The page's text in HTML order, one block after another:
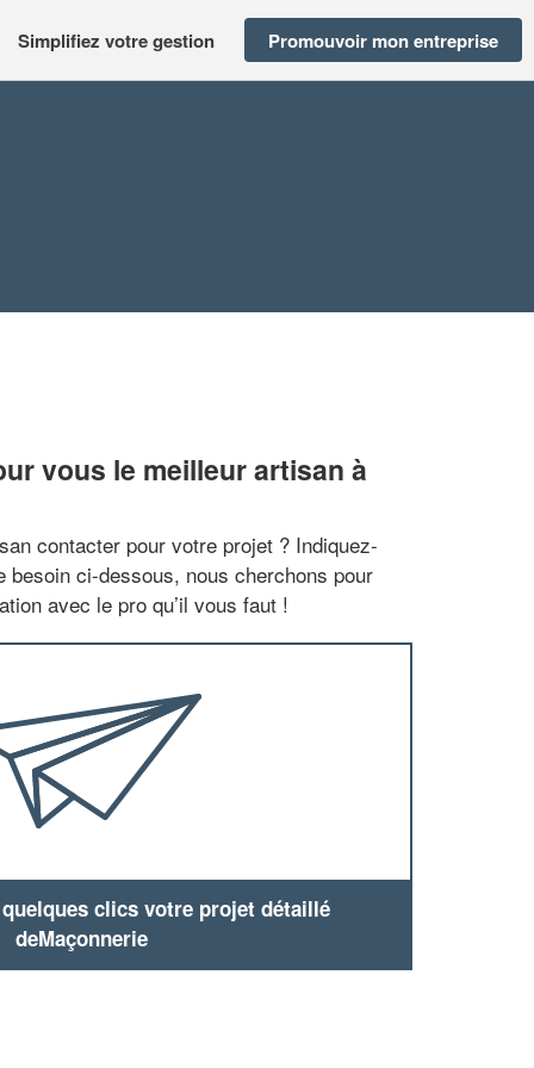
Simplifiez votre gestion Promouvoir mon entreprise
vous le meilleur artisan à
contacter pour votre projet ? Indiquez-
besoin ci-dessous, nous cherchons pour
avec le pro qu’il vous faut !
clics votre projet détaillé
deMaçonnerie